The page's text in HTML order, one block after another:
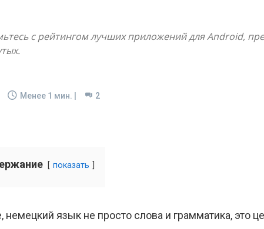
с рейтингом лучших приложений для Android,
Менее 1 мин. | 2
показать
немецкий язык не просто слова и грамматика, это